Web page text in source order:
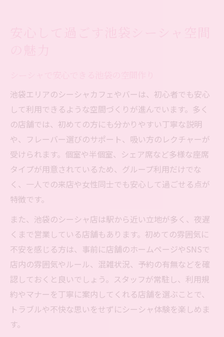
池袋エリアのシーシャカフェやバーは、初心者でも安心
して利用できるような空間づくりが進んでいます。多く
の店舗では、初めての方にも分かりやすい丁寧な説明
や、フレーバー選びのサポート、吸い方のレクチャーが
受けられます。個室や半個室、シェア席など多様な座席
タイプが用意されているため、グループ利用だけでな
く、一人での来店や女性同士でも安心して過ごせる点が
特徴です。
また、池袋のシーシャ店は駅から近い立地が多く、夜遅
くまで営業している店舗もあります。初めての雰囲気に
不安を感じる方は、事前に店舗のホームページやSNSで
店内の雰囲気やルール、混雑状況、予約の有無などを確
認しておくと良いでしょう。スタッフが常駐し、利用規
約やマナーを丁寧に案内してくれる店舗を選ぶことで、
トラブルや不快な思いをせずにシーシャ体験を楽しめま
す。